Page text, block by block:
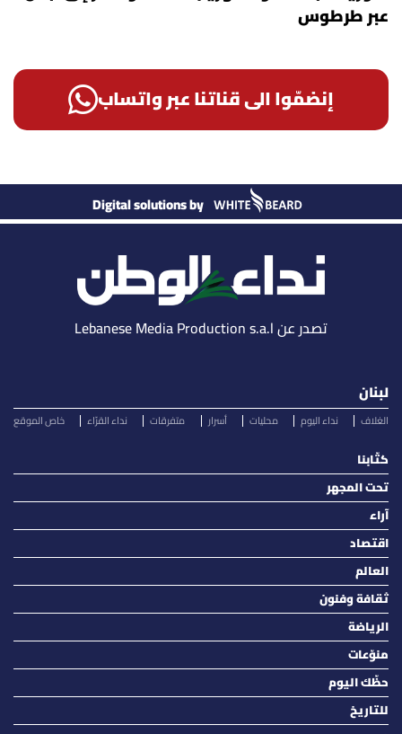
عبر طرطوس
إنضمّوا الى قناتنا عبر واتساب
Digital solutions by
تصدر عن Lebanese Media Production s.a.l
لبنان
الغلاف نداء اليوم محليات أسرار متفرقات نداء القرّاء خاص الموقع
كتّابنا
تحت المجهر
آراء
اقتصاد
العالم
ثقافة وفنون
الرياضة
منوّعات
حظّك اليوم
للتاريخ